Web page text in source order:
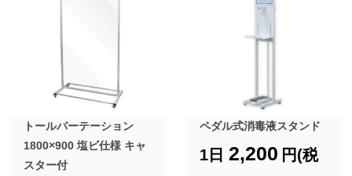
トールパーテーション
1800×900 塩ビ仕様 キャ
スター付
ペダル式消毒液スタンド
1日 2,200 円(税